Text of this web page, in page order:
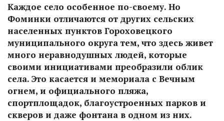
Каждое село особенное по-своему. Но
Фоминки отличаются от других сельских
населенных пунктов Гороховецкого
муниципального округа тем, что здесь живет
много неравнодушных людей, которые
своими инициативами преобразили облик
села. Это касается и мемориала с Вечным
огнем, и официального пляжа,
спортплощадок, благоустроенных парков и
скверов и даже фонтана в одном из них.